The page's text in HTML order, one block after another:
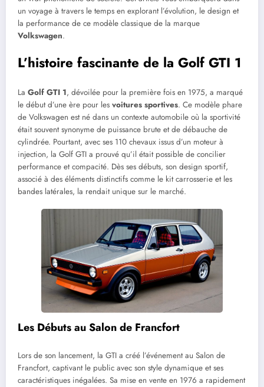
un voyage à travers le temps en explorant l’évolution, le design et
la performance de ce modèle classique de la marque
Volkswagen.
L’histoire fascinante de la Golf GTI 1
La Golf GTI 1, dévoilée pour la première fois en 1975, a marqué
le début d’une ère pour les voitures sportives. Ce modèle phare
de Volkswagen est né dans un contexte automobile où la sportivité
était souvent synonyme de puissance brute et de débauche de
cylindrée. Pourtant, avec ses 110 chevaux issus d’un moteur à
injection, la Golf GTI a prouvé qu’il était possible de concilier
performance et compacité. Dès ses débuts, son design sportif,
associé à des éléments distinctifs comme le kit carrosserie et les
bandes latérales, la rendait unique sur le marché.
Les Débuts au Salon de Francfort
Lors de son lancement, la GTI a créé l’événement au Salon de
Francfort, captivant le public avec son style dynamique et ses
caractéristiques inégalées. Sa mise en vente en 1976 a rapidement